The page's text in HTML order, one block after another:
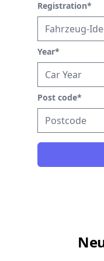
Registration*
Year*
Post code*